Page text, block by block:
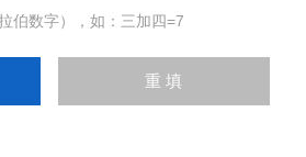
伯数字），如：三加四=7